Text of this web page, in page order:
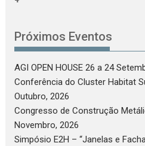
Próximos Eventos
AGI OPEN HOUSE 26 a 24
Conferência do Cluster Habitat
Outubro, 2026
Congresso de Construção
Novembro, 2026
Simpósio E2H – “Janelas e